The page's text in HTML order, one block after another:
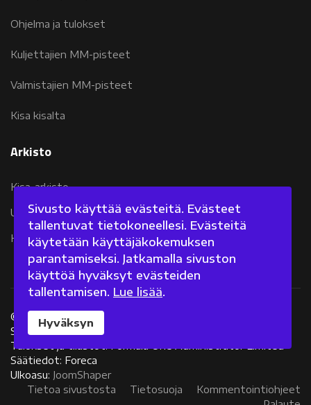
Ohjelma ja tulokset
Kuljettajien MM-pisteet
Valmistajien MM-pisteet
Kisa kisalta
Arkisto
Kisa-arkisto
Uutisarkisto 2007-2011
Kolumniarkisto 2007-2011
©
2026 Fanisivut.net
Sisältötuotanto: Jarkko Nieminen
Tulokset ja tilastot: Formula One Administrator Limited
Säätiedot: Foreca
Ulkoasu: JoomShaper
Tietoa sivustosta
Tietosuoja
Kommentointiohjeet
Sivusto käyttää evästeitä. Evästeet
tallentuvat tietokoneellesi. Evästeitä
käytetään käyttäjäkokemuksen
parantamiseksi. Jatkamalla sivuston
käyttöä hyväksyt evästeiden
tallentamisen. Lue lisää.
Hyväksyn